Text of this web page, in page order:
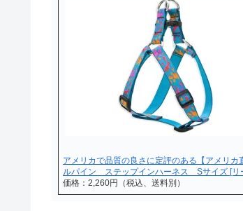
アメリカで品質の良さに定評のある【アメリカ
ルパイン ステップインハーネス Sサイズ [リ
価格：2,260円（税込、送料別）